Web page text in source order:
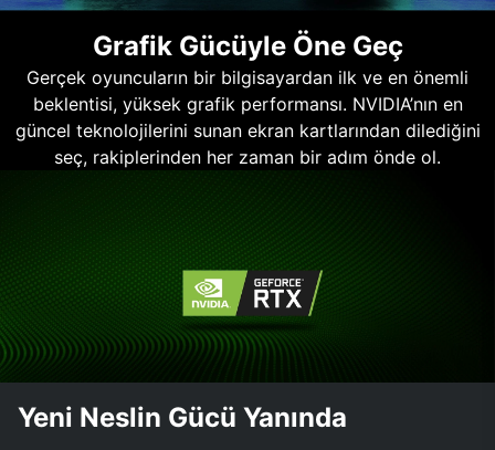
Grafik Gücüyle Öne Geç
Gerçek oyuncuların bir bilgisayardan ilk ve en önemli
beklentisi, yüksek grafik performansı. NVIDIA’nın en
güncel teknolojilerini sunan ekran kartlarından dilediğini
seç, rakiplerinden her zaman bir adım önde ol.
Yeni Neslin Gücü Yanında